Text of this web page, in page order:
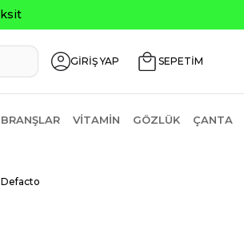
GİRİŞ YAP SEPETİM
BRANŞLAR VITAMIN GÖZLÜK ÇANTA
Defacto